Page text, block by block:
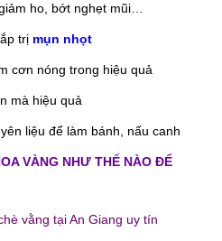
ho, bớt nghẹt mũi…
trị mụn nhọt
cơn nóng trong hiệu quả
mà hiệu quả
liệu để làm bánh, nấu canh
VÀNG NHƯ THẾ NÀO ĐỂ